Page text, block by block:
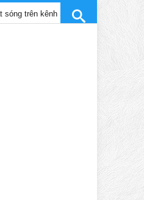
SCTV9 tháng 4/2025